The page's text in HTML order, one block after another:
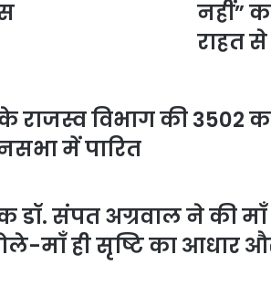
नहीं”
राहत
के राजस्व विभाग की
में पारित
डॉ. संपत अग्रवाल ने की
माँ ही सृष्टि का आधार